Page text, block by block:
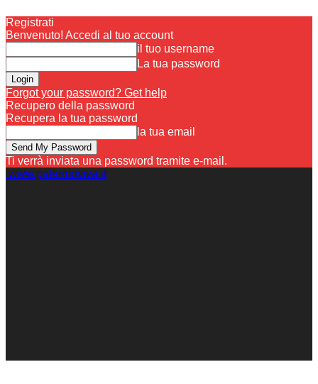
Registrati
Benvenuto! Accedi al tuo account
il tuo username
La tua password
Forgot your password? Get help
Recupero della password
Recupera la tua password
la tua email
Ti verrà inviata una password tramite e-mail.
www.palermoviva.it